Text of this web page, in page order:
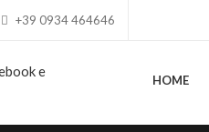
+39 0934 464646
HOME